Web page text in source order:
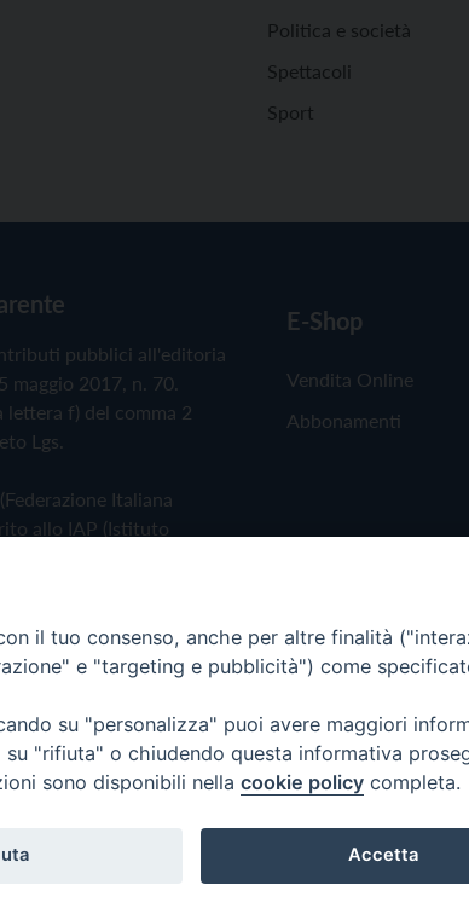
Politica e società
Spettacoli
Sport
pubblici all'editoria
maggio 2017, n. 70.
lettera f) del comma 2
Lgs.
Italiana
allo IAP (Istituto
E-Shop
Vendita Online
Abbonamenti
il tuo consenso, anche per altre finalità
e "targeting e pubblicità") come
su "personalizza" puoi avere maggiori
"rifiuta" o chiudendo questa informativa
sono disponibili nella cookie policy completa.
Accetta